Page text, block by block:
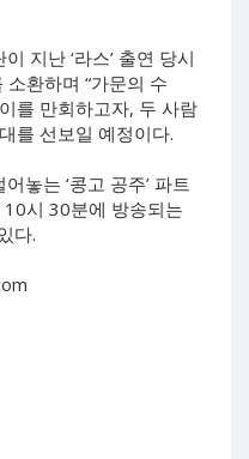
지난 ‘라스’ 출연 당시
소환하며 “가문의 수
를 만회하고자, 두 사람
를 선보일 예정이다.
놓는 ‘콩고 공주’ 파트
시 30분에 방송되는
다.